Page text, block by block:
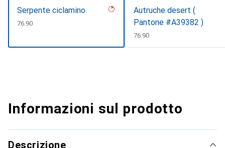
Serpente ciclamino
CHF
76.90
Autruche desert (
Pantone #A39382 )
CHF
76.90
Informazioni sul prodotto
Descrizione